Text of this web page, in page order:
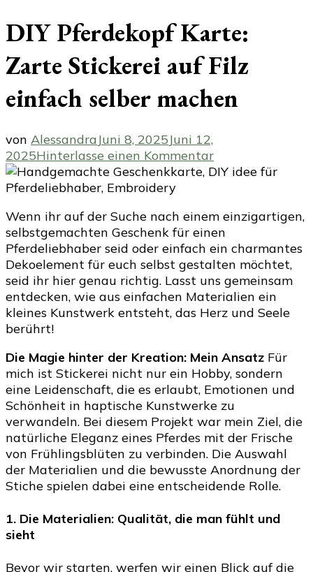
DIY Pferdekopf Karte:
Zarte Stickerei auf Filz
einfach selber machen
von AlessandraJuni 8, 2025Juni 12,
2025Hinterlasse einen Kommentarzu
DIY
Zarte
Stickerei
auf
Filz
einfach
selber
machen
Wenn ihr auf der Suche nach einem einzigartigen,
selbstgemachten Geschenk für einen
Pferdeliebhaber seid oder einfach ein charmantes
Dekoelement für euch selbst gestalten möchtet,
seid ihr hier genau richtig. Lasst uns gemeinsam
entdecken, wie aus einfachen Materialien ein
kleines Kunstwerk entsteht, das Herz und Seele
berührt!
Die Magie hinter der Kreation: Mein Ansatz Für
mich ist Stickerei nicht nur ein Hobby, sondern
eine Leidenschaft, die es erlaubt, Emotionen und
Schönheit in haptische Kunstwerke zu
verwandeln. Bei diesem Projekt war mein Ziel, die
natürliche Eleganz eines Pferdes mit der Frische
von Frühlingsblüten zu verbinden. Die Auswahl
der Materialien und die bewusste Anordnung der
Stiche spielen dabei eine entscheidende Rolle.
1. Die Materialien: Qualität, die man fühlt und
sieht
Bevor wir starten, werfen wir einen Blick auf die